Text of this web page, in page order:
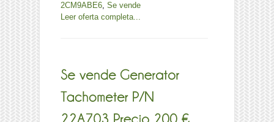
2CM9ABE6, Se vende
Leer oferta completa...